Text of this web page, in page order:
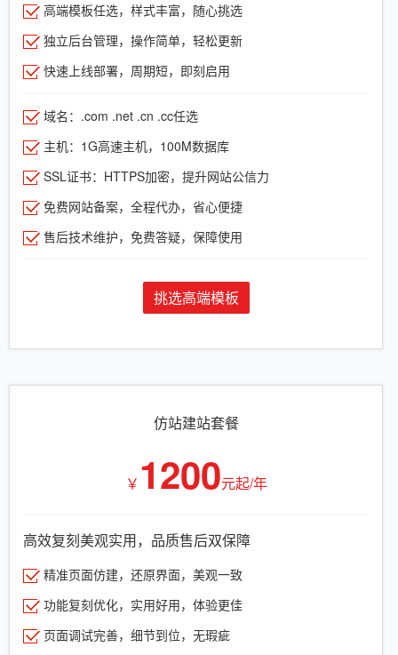
高端模板任选，样式丰富，随心挑选
独立后台管理，操作简单，轻松更新
快速上线部署，周期短，即刻启用
域名：.com .net .cn .cc任选
主机：1G高速主机，100M数据库
SSL证书：HTTPS加密，提升网站公信力
免费网站备案，全程代办，省心便捷
售后技术维护，免费答疑，保障使用
挑选高端模板
仿站建站套餐
￥ 1200元起/年
高效复刻美观实用，品质售后双保障
精准页面仿建，还原界面，美观一致
功能复刻优化，实用好用，体验更佳
页面调试完善，细节到位，无瑕疵